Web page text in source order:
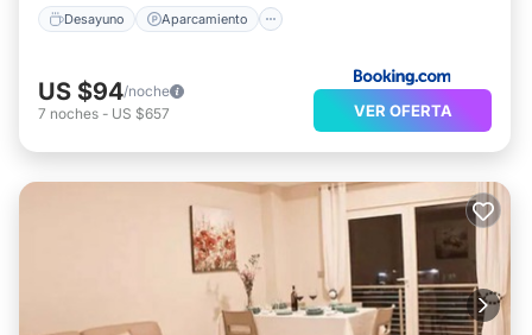
Desayuno Aparcamiento
US $94/noche
7 noches - US $657 VER OFERTA